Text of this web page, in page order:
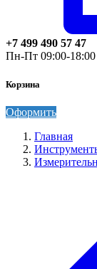
+7 499 490 57 47
Пн-Пт 09:00-
Корзина
Оформить
Главная